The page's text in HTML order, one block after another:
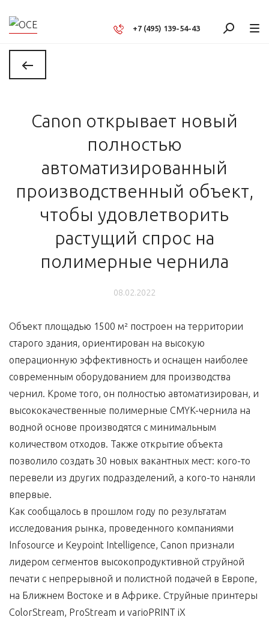
+7 (495) 139-54-43
Canon открывает новый
полностью
автоматизированный
производственный объект,
чтобы удовлетворить
растущий спрос на
полимерные чернила
08.02.2022
Объект площадью 1500 м² построен на территории
старого здания, ориентирован на высокую
операционную эффективность и оснащен наиболее
современным оборудованием для производства
чернил. Кроме того, он полностью автоматизирован, и
высококачественные полимерные CMYK-чернила на
водной основе производятся с минимальным
количеством отходов. Также открытие объекта
позволило создать 30 новых вакантных мест: кого-то
перевели из других подразделений, а кого-то наняли
впервые.
Как сообщалось в прошлом году по результатам
исследования рынка, проведенного компаниями
Infosource и Keypoint Intelligence, Canon признали
лидером сегментов высокопродуктивной струйной
печати с непрерывной и полистной подачей в Европе,
на Ближнем Востоке и в Африке. Струйные принтеры
ColorStream, ProStream и varioPRINT iX